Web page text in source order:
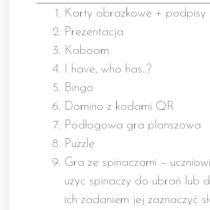
Karty obrazkowe + podpisy
Prezentacja
Kaboom
I have, who has..?
Bingo
Domino z kodami QR
Podłogowa gra planszowa
Puzzle
Gra ze spinaczami –
użyc spinaczy do ubrań lub
ich zadaniem jej zaznaczyć